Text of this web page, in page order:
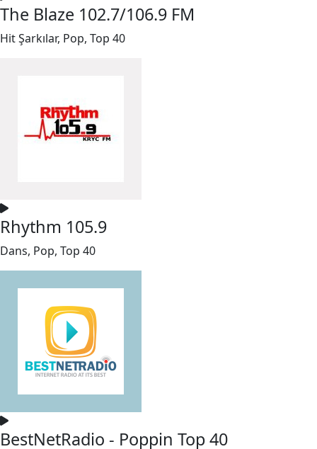
The Blaze 102.7/106.9 FM
Hit Şarkılar, Pop, Top 40
Rhythm 105.9
Dans, Pop, Top 40
BestNetRadio - Poppin Top 40